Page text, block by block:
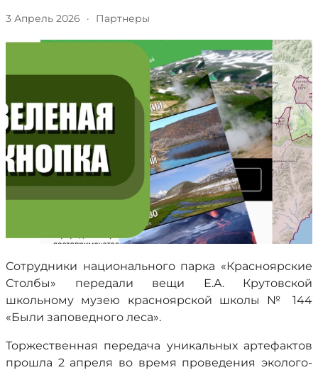
3 Апрель 2026 · Партнеры
Сотрудники национального парка «Красноярские
Столбы» передали вещи Е.А. Крутовской
школьному музею красноярской школы № 144
«Были заповедного леса».
Торжественная передача уникальных артефактов
прошла 2 апреля во время проведения эколого-